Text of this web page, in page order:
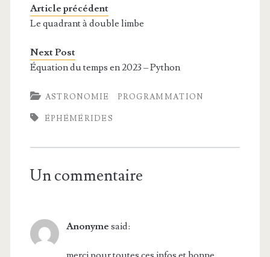
Article précédent
Le quadrant à double limbe
Next Post
Équation du temps en 2023 – Python
ASTRONOMIE PROGRAMMATION
ÉPHÉMÉRIDES
Un commentaire
Anonyme said: